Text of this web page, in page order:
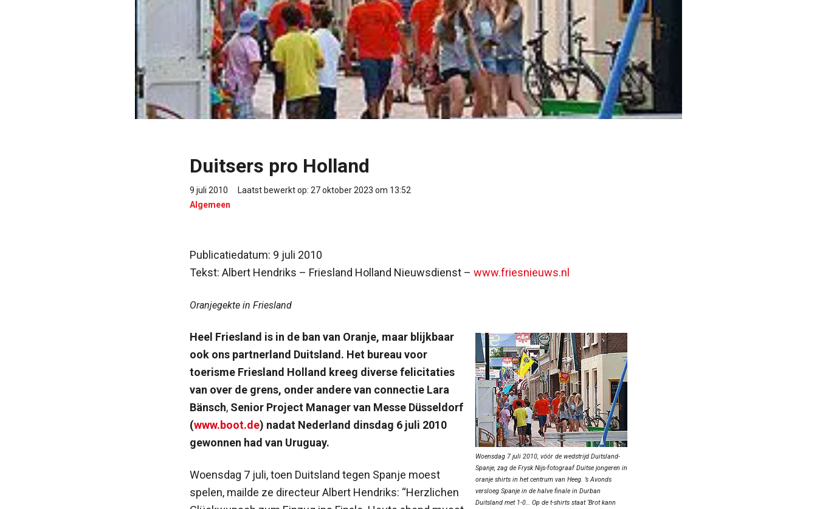
Duitsers pro Holland
9 juli 2010
Laatst bewerkt op: 27 oktober 2023 om 13:52
Algemeen
Publicatiedatum: 9 juli 2010
Tekst: Albert Hendriks – Friesland Holland Nieuwsdienst – www.friesnieuws.nl
Oranjegekte in Friesland
Woensdag 7 juli 2010, vóór de wedstrijd Duitsland-
Spanje, zag de Frysk Nijs-fotograaf Duitse jongeren in
oranje shirts in het centrum van Heeg. ’s Avonds
versloeg Spanje in de halve finale in Durban
Duitsland met 1-0… Op de t-shirts staat ‘Brot kann
Heel Friesland is in de ban van Oranje, maar blijkbaar
ook ons partnerland Duitsland. Het bureau voor
toerisme Friesland Holland kreeg diverse felicitaties
van over de grens, onder andere van connectie Lara
Bänsch, Senior Project Manager van Messe Düsseldorf
(www.boot.de) nadat Nederland dinsdag 6 juli 2010
gewonnen had van Uruguay.
Woensdag 7 juli, toen Duitsland tegen Spanje moest
spelen, mailde ze directeur Albert Hendriks: “Herzlichen